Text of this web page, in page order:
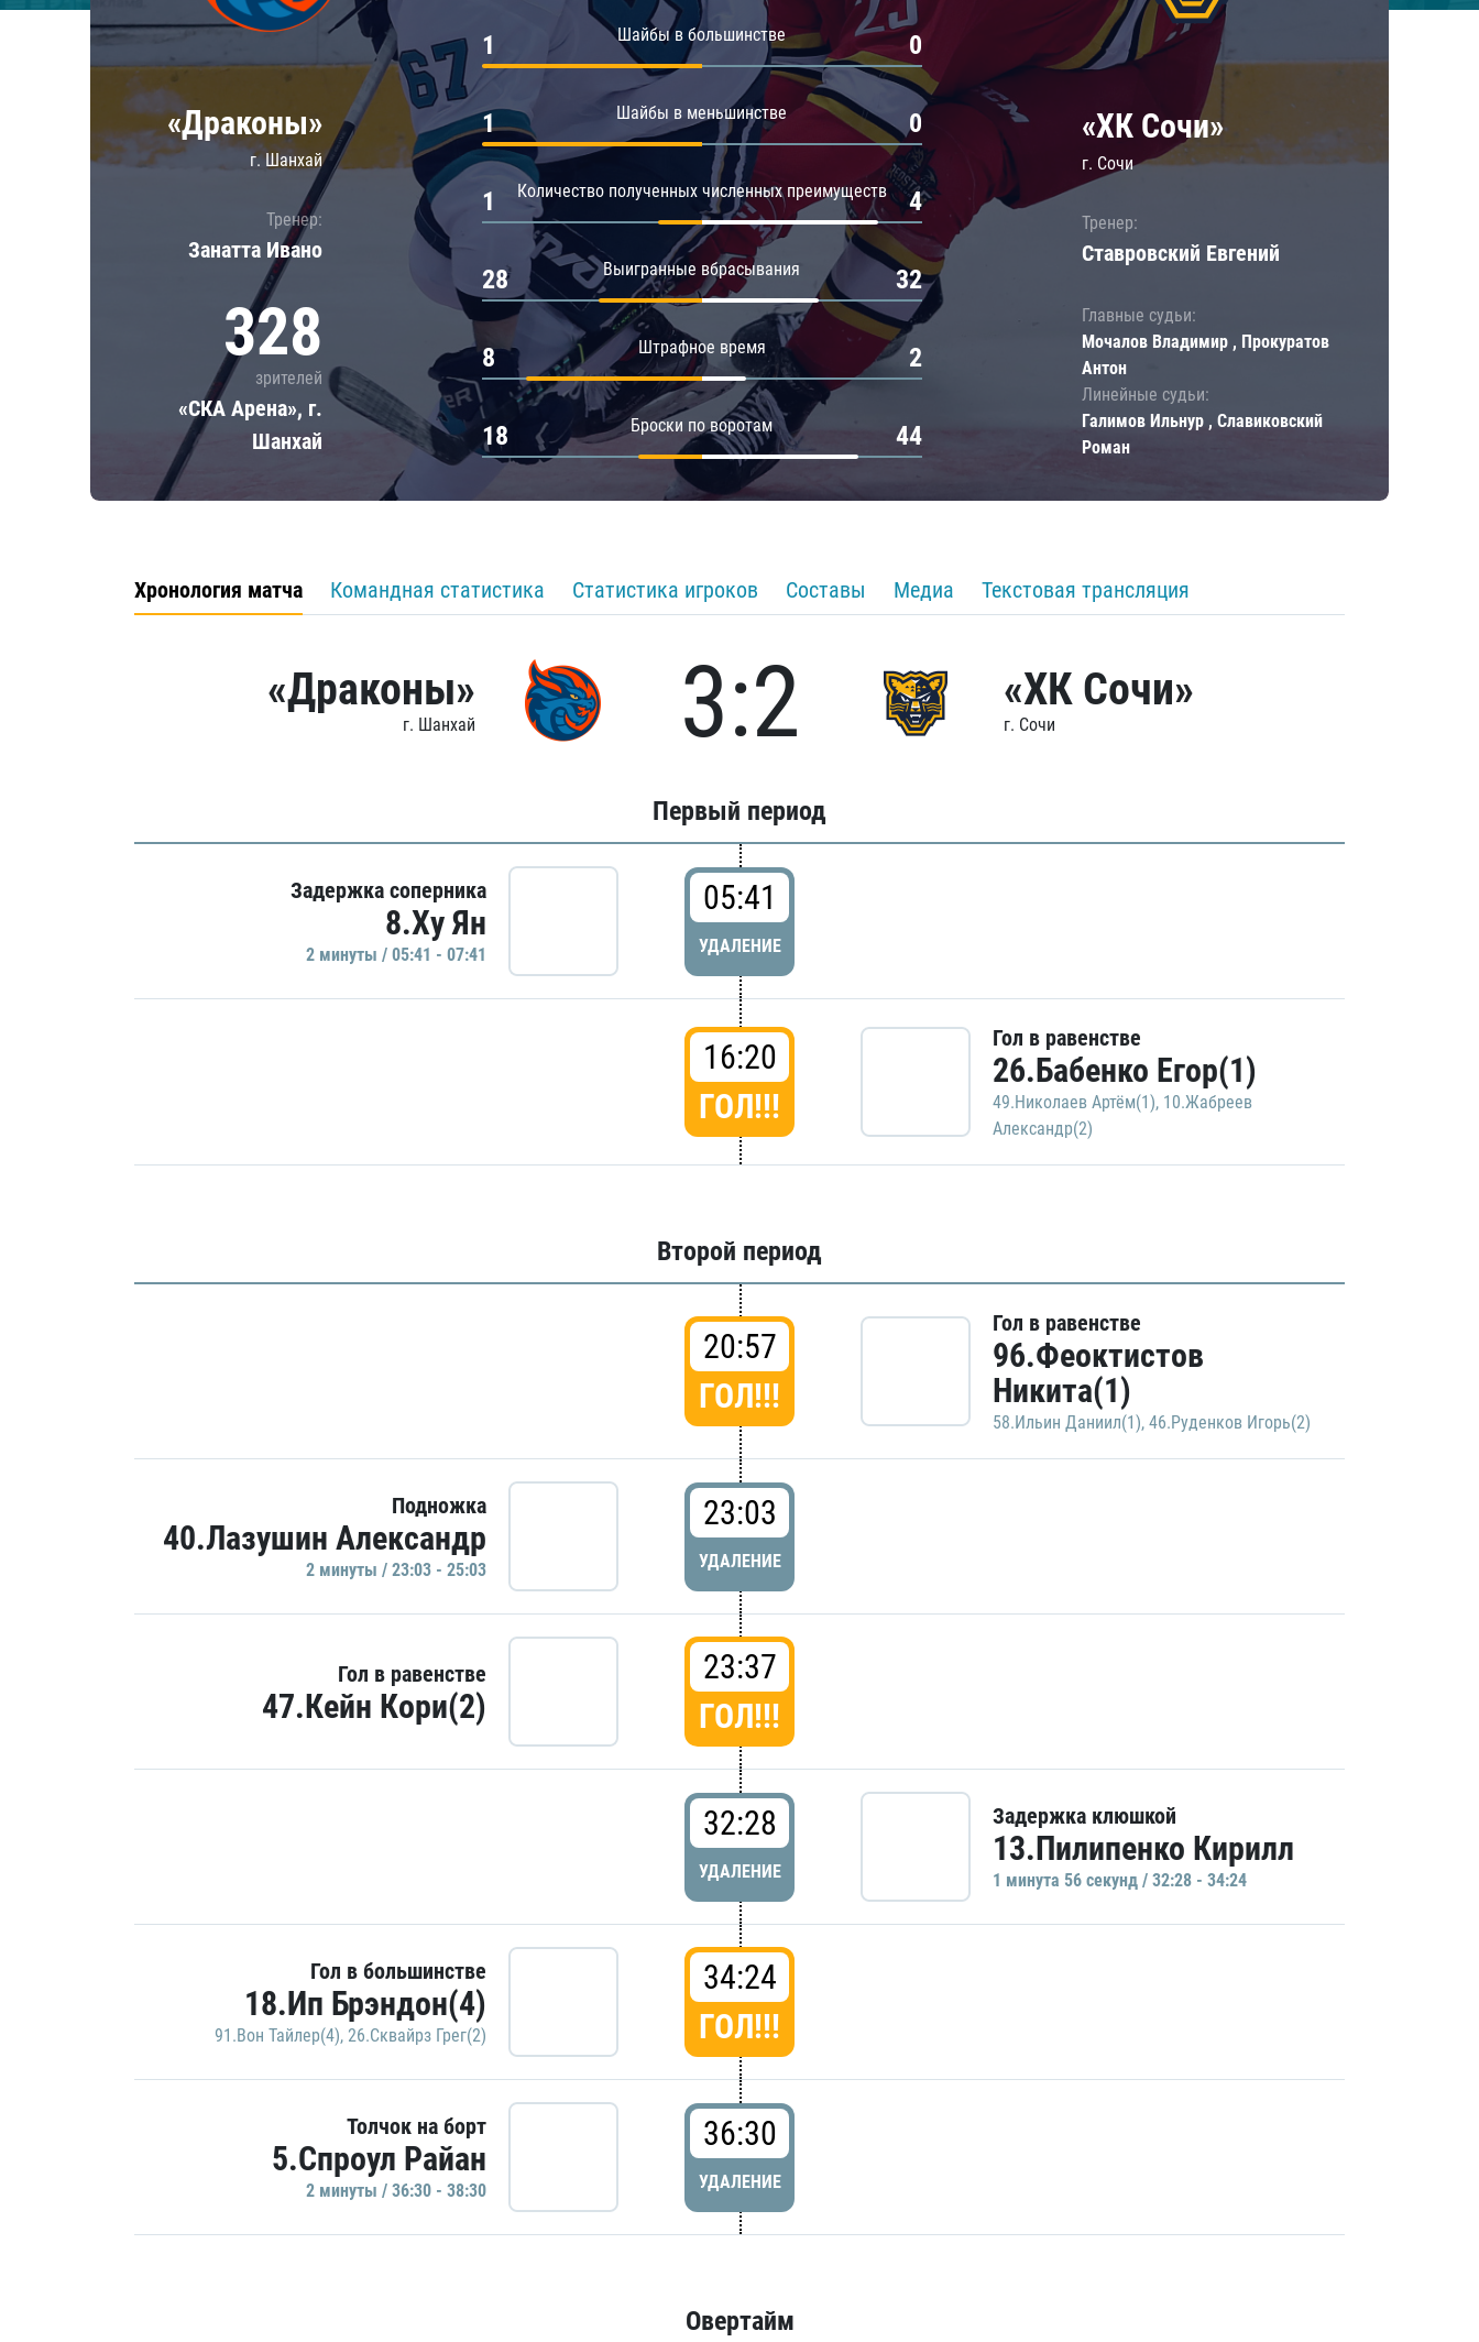
Локомотив
Шанхайские Драконы
Амур
Барыс
Салават Юлаев
«Драконы»
г. Шанхай
Тренер:
Занатта Иванo
328
зрителей
«СКА Арена», г.
Шанхай
Шайбы в большинстве
1 0
Шайбы в меньшинстве
1 0
Количество полученных численных преимуществ
1 4
Выигранные вбрасывания
28 32
Штрафное время
8 2
Броски по воротам
18 44
«ХК Сочи»
г. Сочи
Тренер:
Ставровский Евгений
Главные судьи:
Мочалов Владимир , Прокуратов
Антон
Линейные судьи:
Галимов Ильнур , Славиковский
Роман
Хронология матча Командная статистика Статистика игроков Составы Медиа Текстовая трансляция
«Драконы»
г. Шанхай 3:2 «ХК Сочи»
г. Сочи
Первый период
Задержка соперника
8.Ху Ян
2 минуты / 05:41 - 07:41
05:41
УДАЛЕНИЕ
16:20
ГОЛ!!!
Гол в равенстве
26.Бабенко Егор(1)
49.Николаев Артём(1), 10.Жабреев
Александр(2)
Второй период
20:57
ГОЛ!!!
Гол в равенстве
96.Феоктистов
Никита(1)
58.Ильин Даниил(1), 46.Руденков Игорь(2)
Подножка
40.Лазушин Александр
2 минуты / 23:03 - 25:03
23:03
УДАЛЕНИЕ
Гол в равенстве
47.Кейн Кори(2)
23:37
ГОЛ!!!
32:28
УДАЛЕНИЕ
Задержка клюшкой
13.Пилипенко Кирилл
1 минутa 56 секунд / 32:28 - 34:24
Гол в большинстве
18.Ип Брэндон(4)
91.Вон Тайлер(4), 26.Сквайрз Грег(2)
34:24
ГОЛ!!!
Толчок на борт
5.Спроул Райан
2 минуты / 36:30 - 38:30
36:30
УДАЛЕНИЕ
Овертайм